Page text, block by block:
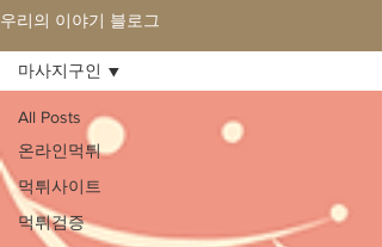
우리의 이야기 블로그
All Posts
온라인먹튀
먹튀사이트
먹튀검증
마사지구인